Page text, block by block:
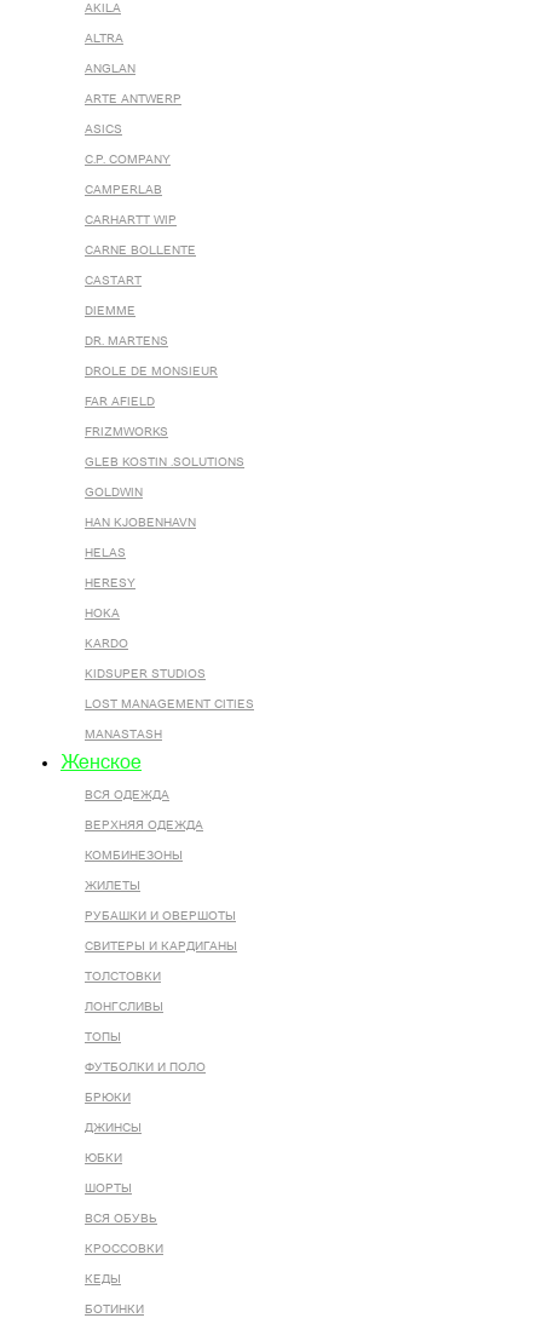
AKILA
ALTRA
ANGLAN
ARTE ANTWERP
ASICS
C.P. COMPANY
CAMPERLAB
CARHARTT WIP
CARNE BOLLENTE
CASTART
DIEMME
DR. MARTENS
DROLE DE MONSIEUR
FAR AFIELD
FRIZMWORKS
GLEB KOSTIN .SOLUTIONS
GOLDWIN
HAN KJOBENHAVN
HELAS
HERESY
HOKA
KARDO
KIDSUPER STUDIOS
LOST MANAGEMENT CITIES
MANASTASH
Женское
ВСЯ ОДЕЖДА
ВЕРХНЯЯ ОДЕЖДА
КОМБИНЕЗОНЫ
ЖИЛЕТЫ
РУБАШКИ И ОВЕРШОТЫ
СВИТЕРЫ И КАРДИГАНЫ
ТОЛСТОВКИ
ЛОНГСЛИВЫ
ТОПЫ
ФУТБОЛКИ И ПОЛО
БРЮКИ
ДЖИНСЫ
ЮБКИ
ШОРТЫ
ВСЯ ОБУВЬ
КРОССОВКИ
КЕДЫ
БОТИНКИ